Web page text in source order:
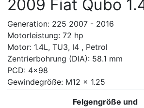
2009 Fiat Qubo
Generation: 225 2007 - 2016
Motorleistung: 72 hp
Motor: 1.4L, TU3, I4 , Petrol
Zentrierbohrung (DIA): 58.1 mm
PCD: 4x98
Gewindegröße: M12 x 1.25
Felgengröße und